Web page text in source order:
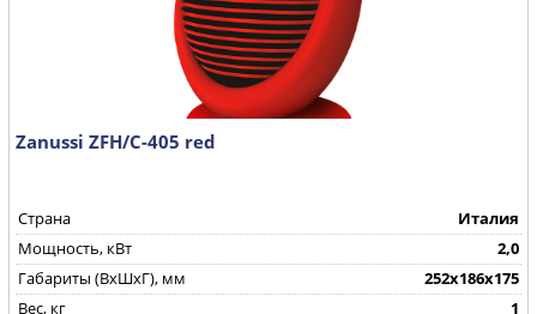
Zanussi ZFH/C-405 red
Страна
Италия
Мощность, кВт
2,0
Габариты (ВхШхГ), мм
252х186х175
Вес, кг
1